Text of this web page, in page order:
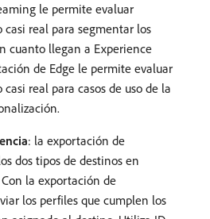
le permite evaluar
real para segmentar los
cuanto llegan a Experience
de Edge le permite evaluar
real para casos de uso de la
: la exportación de
dos tipos de destinos en
la exportación de
los perfiles que cumplen los